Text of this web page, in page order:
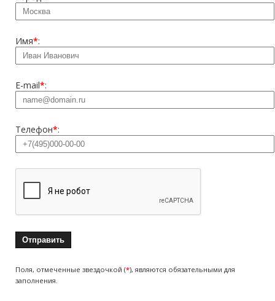
Имя*:
E-mail*:
Телефон*:
Поля, отмеченные звездочкой (*), являются обязательными для
заполнения.